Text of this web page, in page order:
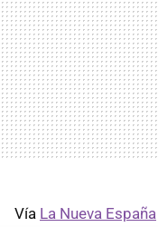
Vía La Nueva España